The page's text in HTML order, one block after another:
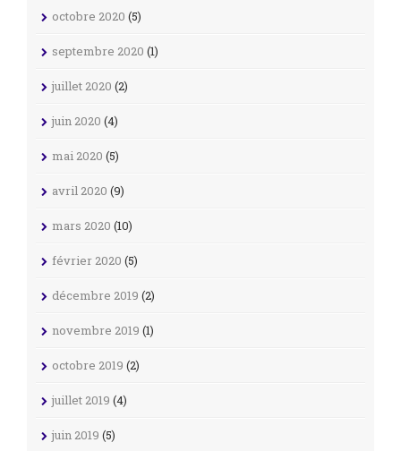
octobre 2020 (5)
septembre 2020 (1)
juillet 2020 (2)
juin 2020 (4)
mai 2020 (5)
avril 2020 (9)
mars 2020 (10)
février 2020 (5)
décembre 2019 (2)
novembre 2019 (1)
octobre 2019 (2)
juillet 2019 (4)
juin 2019 (5)